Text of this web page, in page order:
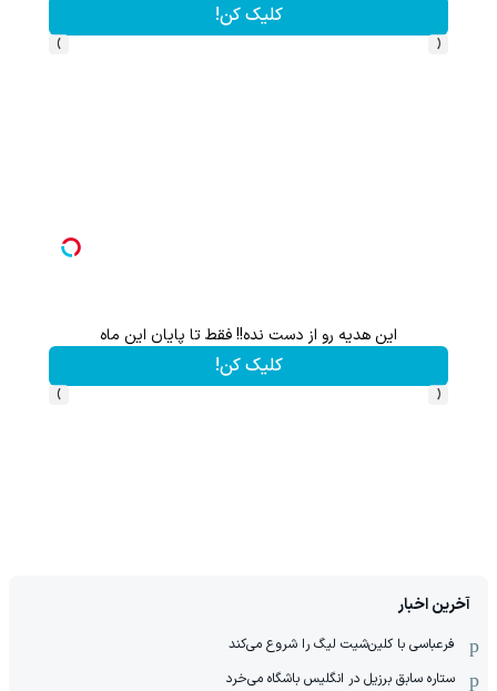
کلیک کن!
‹
›
این هدیه رو از دست نده!! فقط تا پایان این ماه
کلیک کن!
‹
›
آخرین اخبار
فرعباسی با کلین‌شیت لیگ را شروع می‌کند
ستاره سابق برزیل در انگلیس باشگاه می‌خرد